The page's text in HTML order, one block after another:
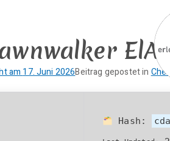
am 17. Juni 2026Beitrag gepostet in
Hash: